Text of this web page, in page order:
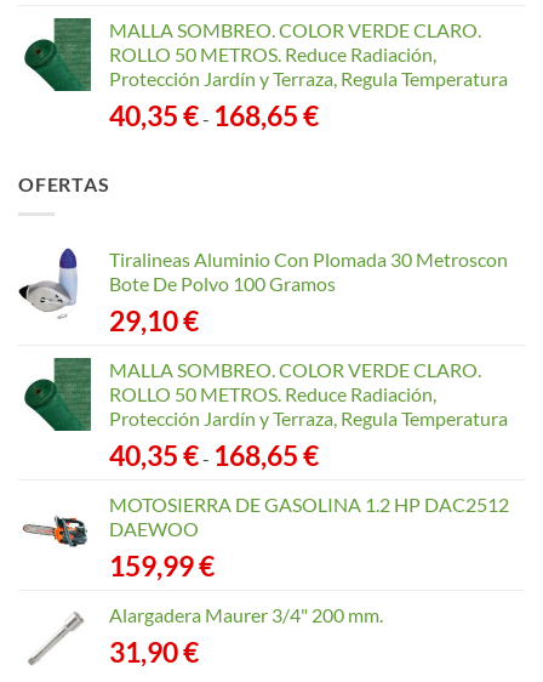
MALLA SOMBREO. COLOR VERDE CLARO.
ROLLO 50 METROS. Reduce Radiación,
Protección Jardín y Terraza, Regula Temperatura
40,35€- 168,65€Rango
168,65 €
OFERTAS
Tiralineas Aluminio Con Plomada 30 Metroscon
Bote De Polvo 100 Gramos
29,10€
MALLA SOMBREO. COLOR VERDE CLARO.
ROLLO 50 METROS. Reduce Radiación,
Protección Jardín y Terraza, Regula Temperatura
40,35€- 168,65€Rango
precios:
MOTOSIERRA DE GASOLINA 1.2 HP DAC2512
DAEWOO
159,99€
Alargadera Maurer 3/4" 200 mm.
31,90€